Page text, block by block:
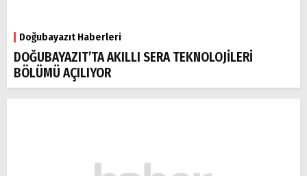
Doğubayazıt Haberleri
DOĞUBAYAZIT’TA AKILLI SERA TEKNOLOJİLERİ
BÖLÜMÜ AÇILIYOR